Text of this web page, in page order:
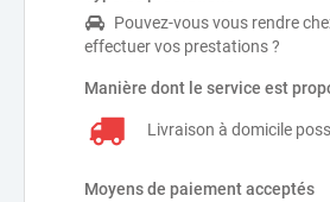
Pouvez-vous vous rendre
effectuer vos prestations ?
Manière dont le service est
Livraison à domicile
Moyens de paiement acceptés